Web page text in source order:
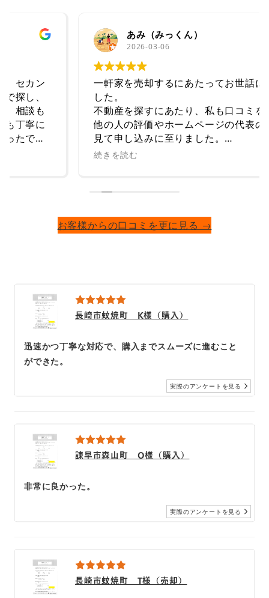
あみ（みっくん）
2026-03-06
一軒家を売却するにあたってお世話になりま
した。
不動産を探すにあたり、私も口コミを見て、
他の人の評価やホームページの代表の思いを
見て申し込みに至りました。
こちらの事情をしっかりと聞いてくださりま
お客様からの口コミを更に見る →
長崎市蚊焼町 K様（購入）
迅速かつ丁寧な対応で、購入までスムーズに進むこと
ができた。
実際のアンケートを見る
諫早市森山町 O様（購入）
非常に良かった。
実際のアンケートを見る
長崎市蚊焼町 T様（売却）